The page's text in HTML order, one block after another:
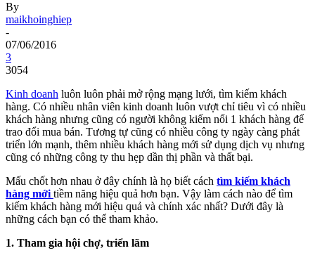
By
maikhoinghiep
-
07/06/2016
3
3054
Kinh doanh luôn luôn phải mở rộng mạng lưới, tìm kiếm khách
hàng. Có nhiều nhân viên kinh doanh luôn vượt chỉ tiêu vì có nhiều
khách hàng nhưng cũng có người không kiếm nổi 1 khách hàng để
trao đổi mua bán. Tương tự cũng có nhiều công ty ngày càng phát
triển lớn mạnh, thêm nhiều khách hàng mới sử dụng dịch vụ nhưng
cũng có những công ty thu hẹp dần thị phần và thất bại.
Mấu chốt hơn nhau ở đây chính là họ biết cách tìm kiếm khách
hàng mới tiềm năng hiệu quả hơn bạn. Vậy làm cách nào để tìm
kiếm khách hàng mới hiệu quả và chính xác nhất? Dưới đây là
những cách bạn có thể tham khảo.
1. Tham gia hội chợ, triển lãm